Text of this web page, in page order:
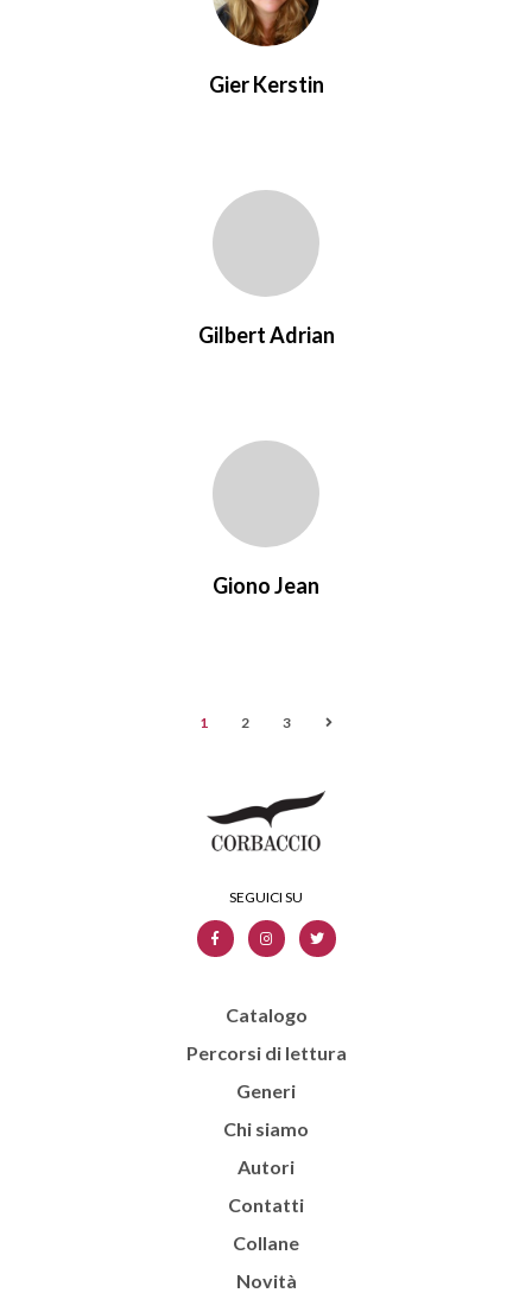
Gier Kerstin
Gilbert Adrian
Giono Jean
1 2 3
Catalogo
Percorsi di lettura
Generi
Chi siamo
Autori
Contatti
Collane
Novità